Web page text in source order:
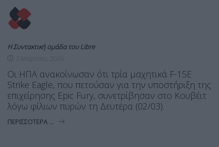
Η Συντακτική ομάδα του Libre
Οι ΗΠΑ ανακοίνωσαν ότι τρία μαχητικά F-15E
Strike Eagle, που πετούσαν για την υποστήριξη της
επιχείρησης Epic Fury, συνετρίβησαν στο Κουβέιτ
λόγω φίλιων πυρών τη Δευτέρα (02/03).
ΠΕΡΙΣΣΌΤΕΡΑ ...